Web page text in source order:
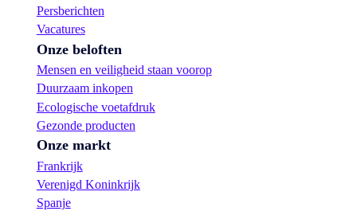
Persberichten
Vacatures
Onze beloften
Mensen en veiligheid staan voorop
Duurzaam inkopen
Ecologische voetafdruk
Gezonde producten
Onze markt
Frankrijk
Verenigd Koninkrijk
Spanje